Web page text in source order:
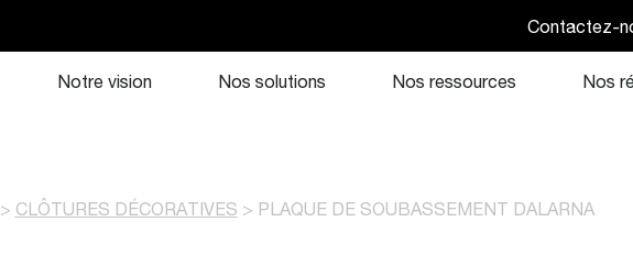
Contactez-
Notre vision Nos solutions Nos ressources Nos
> CLÔTURES DÉCORATIVES > PLAQUE DE SOUBASSEMENT DALARNA